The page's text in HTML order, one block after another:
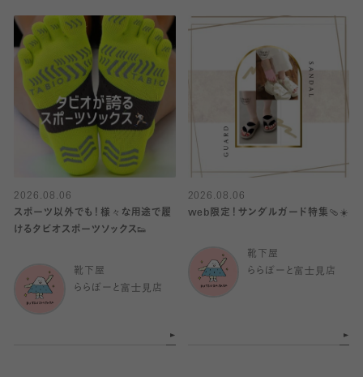
2026.08.06
スポーツ以外でも！様々な用途で履
けるタビオスポーツソックス👟
靴下屋
ららぽーと富士見店
2026.08.06
web限定！サンダルガード特集🩴☀️
靴下屋
ららぽーと富士見店